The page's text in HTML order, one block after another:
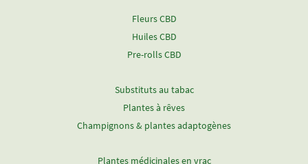
Fleurs CBD
Huiles CBD
Pre-rolls CBD
Substituts au tabac
Plantes à rêves
Champignons & plantes adaptogènes
Plantes médicinales en vrac